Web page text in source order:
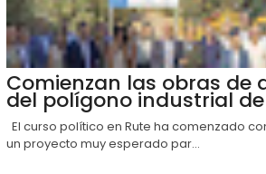
Comienzan las obras de
del polígono industrial de
El curso político en Rute ha comenzado
un proyecto muy esperado par...